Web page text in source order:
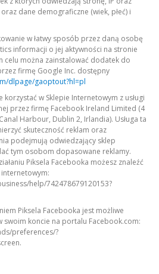
dane demograficzne (wiek, płeć) i
w łatwy sposób przez daną osobę
informacji o jej aktywności na stronie
celu można zainstalować dodatek do
firmę Google Inc. dostępny
dlpage/gaoptout?hl=pl
w Sklepie Internetowym z usługi
przez firmę Facebook Ireland Limited (4
Harbour, Dublin 2, Irlandia). Usługa ta
skuteczność reklam oraz
podejmują odwiedzający sklep
tym osobom dopasowane reklamy.
Piksela Facebooka możesz znaleźć
help/742478679120153?
Piksela Facebooka jest możliwe
swoim koncie na portalu Facebook.com:
preferences/?